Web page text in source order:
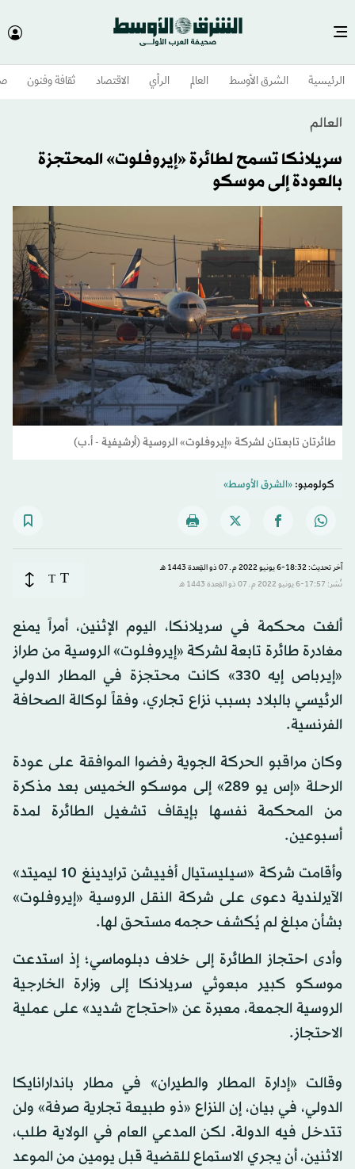
الرئيسية الشرق الأوسط​ العالم الرأي الاقتصاد ثقافة وفنون
العالم
سريلانكا تسمح لطائرة «إيروفلوت» المحتجزة
بالعودة إلى موسكو
طائرتان تابعتان لشركة «إيروفلوت» الروسية (أرشيفية - أ.ب)
كولومبو:«الشرق الأوسط»
آخر تحديث: 18:32-6 يونيو 2022 م ـ 07 ذو القِعدة 1443 هـ
نُشر: 17:57-6 يونيو 2022 م ـ 07 ذو القِعدة 1443 هـ
T
T
ألغت محكمة في سريلانكا، اليوم الإثنين، أمراً يمنع
مغادرة طائرة تابعة لشركة «إيروفلوت» الروسية من طراز
«إيرباص إيه 330» كانت محتجزة في المطار الدولي
الرئيسي بالبلاد بسبب نزاع تجاري، وفقاً لوكالة الصحافة
الفرنسية.
وكان مراقبو الحركة الجوية رفضوا الموافقة على عودة
الرحلة «إس يو 289» إلى موسكو الخميس بعد مذكرة
من المحكمة نفسها بإيقاف تشغيل الطائرة لمدة
أسبوعين.
وأقامت شركة «سيليستيال أفييشن ترايدينغ 10 ليميتد»
الآيرلندية دعوى على شركة النقل الروسية «إيروفلوت»
بشأن مبلغ لم يُكشف حجمه مستحق لها.
وأدى احتجاز الطائرة إلى خلاف دبلوماسي؛ إذ استدعت
موسكو كبير مبعوثي سريلانكا إلى وزارة الخارجية
الروسية الجمعة، معبرة عن «احتجاج شديد» على عملية
الاحتجاز.
وقالت «إدارة المطار والطيران» في مطار باندارانايكا
الدولي، في بيان، إن النزاع «ذو طبيعة تجارية صرفة» ولن
تتدخل فيه الدولة. لكن المدعي العام في الولاية طلب،
الاثنين، أن يجري الاستماع للقضية قبل يومين من الموعد